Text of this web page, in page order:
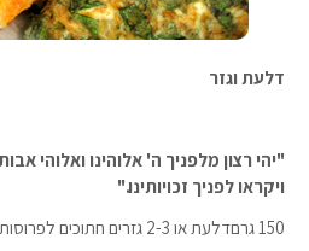
דלעת וגזר
"יהי רצון מלפניך ה' אלוהינו ואלוהי
ויקראו לפניך זכויותינו."
150 גרםדלעת או 2-3 גזרים חתוכים לפרוסות